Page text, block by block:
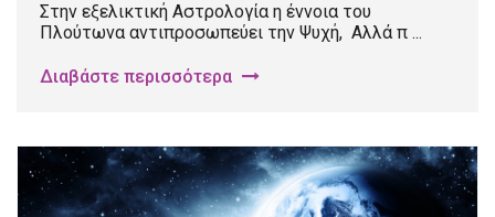
Στην εξελικτική Αστρολογία η έννοια του
Πλούτωνα αντιπροσωπεύει την Ψυχή, Αλλά π ...
Διαβάστε περισσότερα